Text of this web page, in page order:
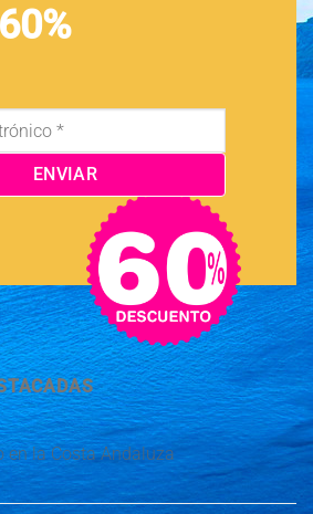
en la Costa Andaluza